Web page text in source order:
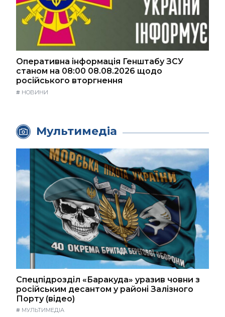
Оперативна інформація Генштабу ЗСУ
станом на 08:00 08.08.2026 щодо
російського вторгнення
# НОВИНИ
Мультимедіа
Спецпідрозділ «Баракуда» уразив човни з
російським десантом у районі Залізного
Порту (відео)
# МУЛЬТИМЕДІА